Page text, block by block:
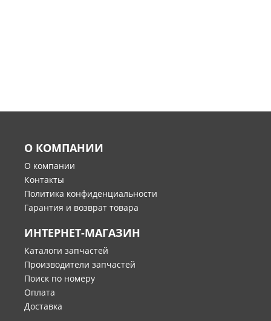
О КОМПАНИИ
О компании
Контакты
Политика конфиденциальности
Гарантия и возврат товара
ИНТЕРНЕТ-МАГАЗИН
Каталоги запчастей
Производители запчастей
Поиск по номеру
Оплата
Доставка